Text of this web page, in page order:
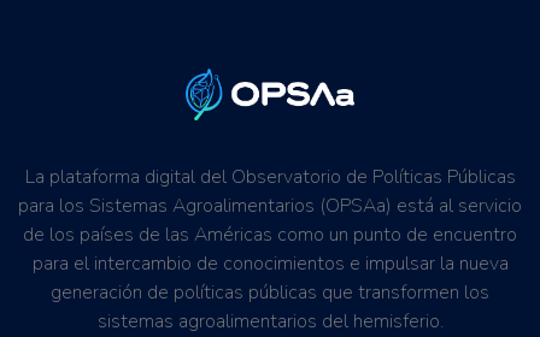
La plataforma digital del Observatorio de Políticas Públicas
para los Sistemas Agroalimentarios (OPSAa) está al servicio
de los países de las Américas como un punto de encuentro
para el intercambio de conocimientos e impulsar la nueva
generación de políticas públicas que transformen los
sistemas agroalimentarios del hemisferio.